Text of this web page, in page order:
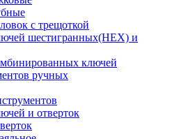
c трещоткой
шестигранных(HEX) и
ключей
ручных
и отверток